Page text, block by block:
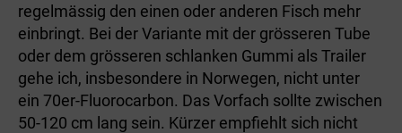
regelmäs­sig den einen oder anderen Fisch mehr
einbringt. Bei der Variante mit der grös­seren Tube
oder dem grösseren schlanken Gummi als Trailer
gehe ich, insbesondere in Norwegen, nicht unter
ein 70er-Fluorocarbon. Das Vorfach sollte zwischen
50-120 cm lang sein. Kürzer empfiehlt sich nicht